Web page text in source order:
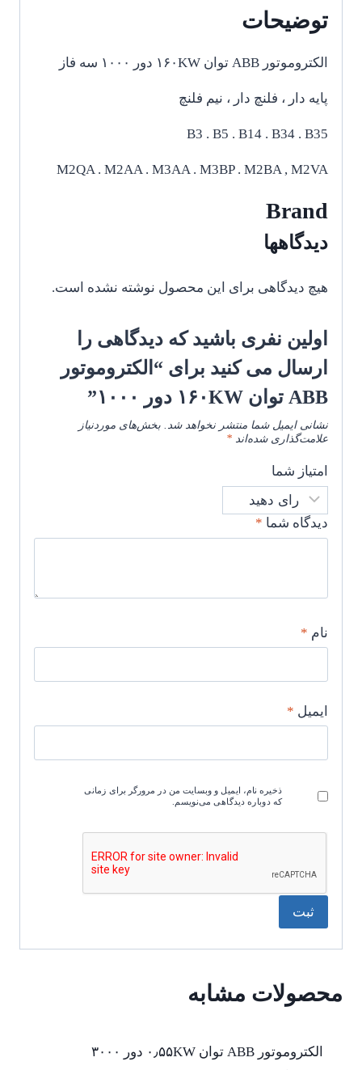
توضیحات
الکتروموتور ABB توان ۱۶۰KW دور ۱۰۰۰ سه فاز
پایه دار ، فلنچ دار ، نیم فلنچ
B3 . B5 . B14 . B34 . B35
M2QA . M2AA . M3AA . M3BP . M2BA , M2VA
Brand
دیدگاهها
هیچ دیدگاهی برای این محصول نوشته نشده است.
اولین نفری باشید که دیدگاهی را
ارسال می کنید برای “الکتروموتور
ABB توان ۱۶۰KW دور ۱۰۰۰”
نشانی ایمیل شما منتشر نخواهد شد. بخش‌های موردنیاز
علامت‌گذاری شده‌اند *
امتیاز شما
دیدگاه شما *
نام *
ایمیل *
ذخیره نام، ایمیل و وبسایت من در مرورگر برای زمانی
که دوباره دیدگاهی می‌نویسم.
محصولات مشابه
الکتروموتور ABB توان ۰٫۵۵KW دور ۳۰۰۰